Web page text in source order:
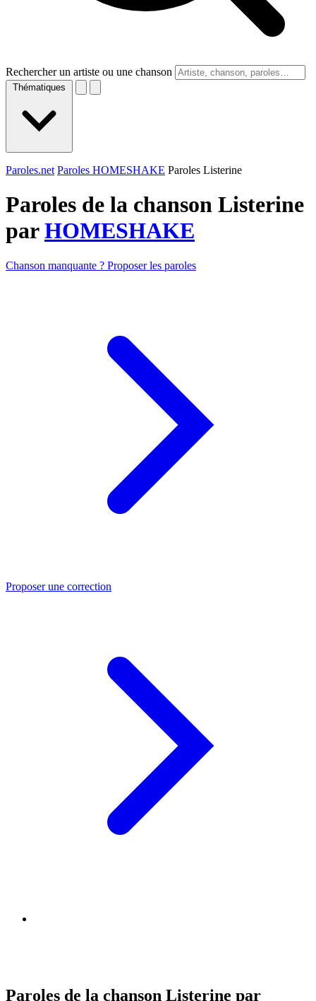
Rechercher un artiste ou une chanson
Thématiques
Paroles.net Paroles HOMESHAKE Paroles Listerine
Paroles de la chanson Listerine
parHOMESHAKE
Chanson manquante ? Proposer les paroles
Proposer une correction
Paroles de la chanson Listerine par